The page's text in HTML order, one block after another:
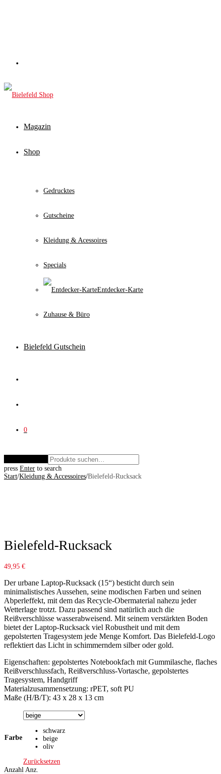
Magazin
Shop
Gedrucktes
Gutscheine
Kleidung & Acessoires
Specials
Entdecker-Karte
Zuhause & Büro
Bielefeld Gutschein
0
press Enter to search
Start/Kleidung & Accessoires/Bielefeld-Rucksack
Bielefeld-Rucksack
49,95 €
Der urbane Laptop-Rucksack (15“) besticht durch sein
minimalistisches Aussehen, seine modischen Farben und seinen
Abperleffekt, mit dem das Recycle-Obermaterial nahezu jeder
Wetterlage trotzt. Dazu passend sind natürlich auch die
Reißverschlüsse wasserabweisend. Mit seinem verstärkten Boden
bietet der Laptop-Rucksack viel Robustheit und mit dem
gepolsterten Tragesystem jede Menge Komfort. Das Bielefeld-Logo
reflektiert das Licht in schimmerndem silber oder gold.
Eigenschaften: gepolstertes Notebookfach mit Gummilasche, flaches
Reißverschlussfach, Reißverschluss-Vortasche, gepolstertes
Tragesystem, Handgriff
Materialzusammensetzung: rPET, soft PU
Maße (H/B/T): 43 x 28 x 13 cm
Farbe
schwarz
beige
oliv
Zurücksetzen
Anzahl Anz.